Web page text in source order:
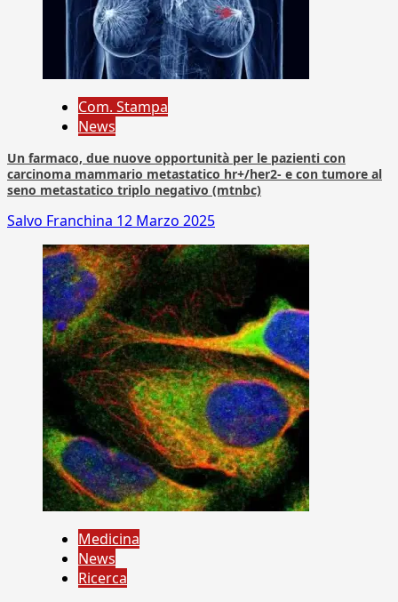
Com. Stampa
News
Un farmaco, due nuove opportunità per le pazienti con
carcinoma mammario metastatico hr+/her2- e con tumore al
seno metastatico triplo negativo (mtnbc)
Salvo Franchina 12 Marzo 2025
Medicina
News
Ricerca